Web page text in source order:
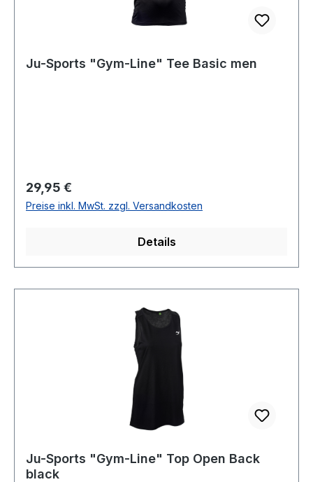
Ju-Sports "Gym-Line" Tee Basic men
Regulärer Preis:
29,95 €
Preise inkl. MwSt. zzgl. Versandkosten
Details
Ju-Sports "Gym-Line" Top Open Back
black